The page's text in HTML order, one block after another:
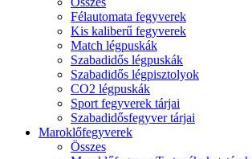
Félautomata fegyverek
Kis kaliberű fegyverek
Match légpuskák
Szabadidős légpuskák
Szabadidős légpisztolyok
CO2 légpuskák
Sport fegyverek tárjai
Szabadidősfegyver tárjai
Maroklőfegyverek
Összes